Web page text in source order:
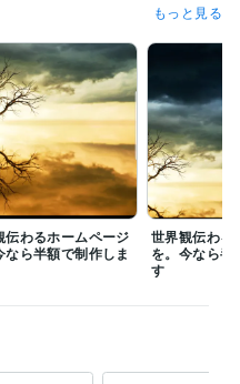
もっと見る
伝わるホームページ
なら半額で制作しま
世界観伝わる
を。今なら半
す